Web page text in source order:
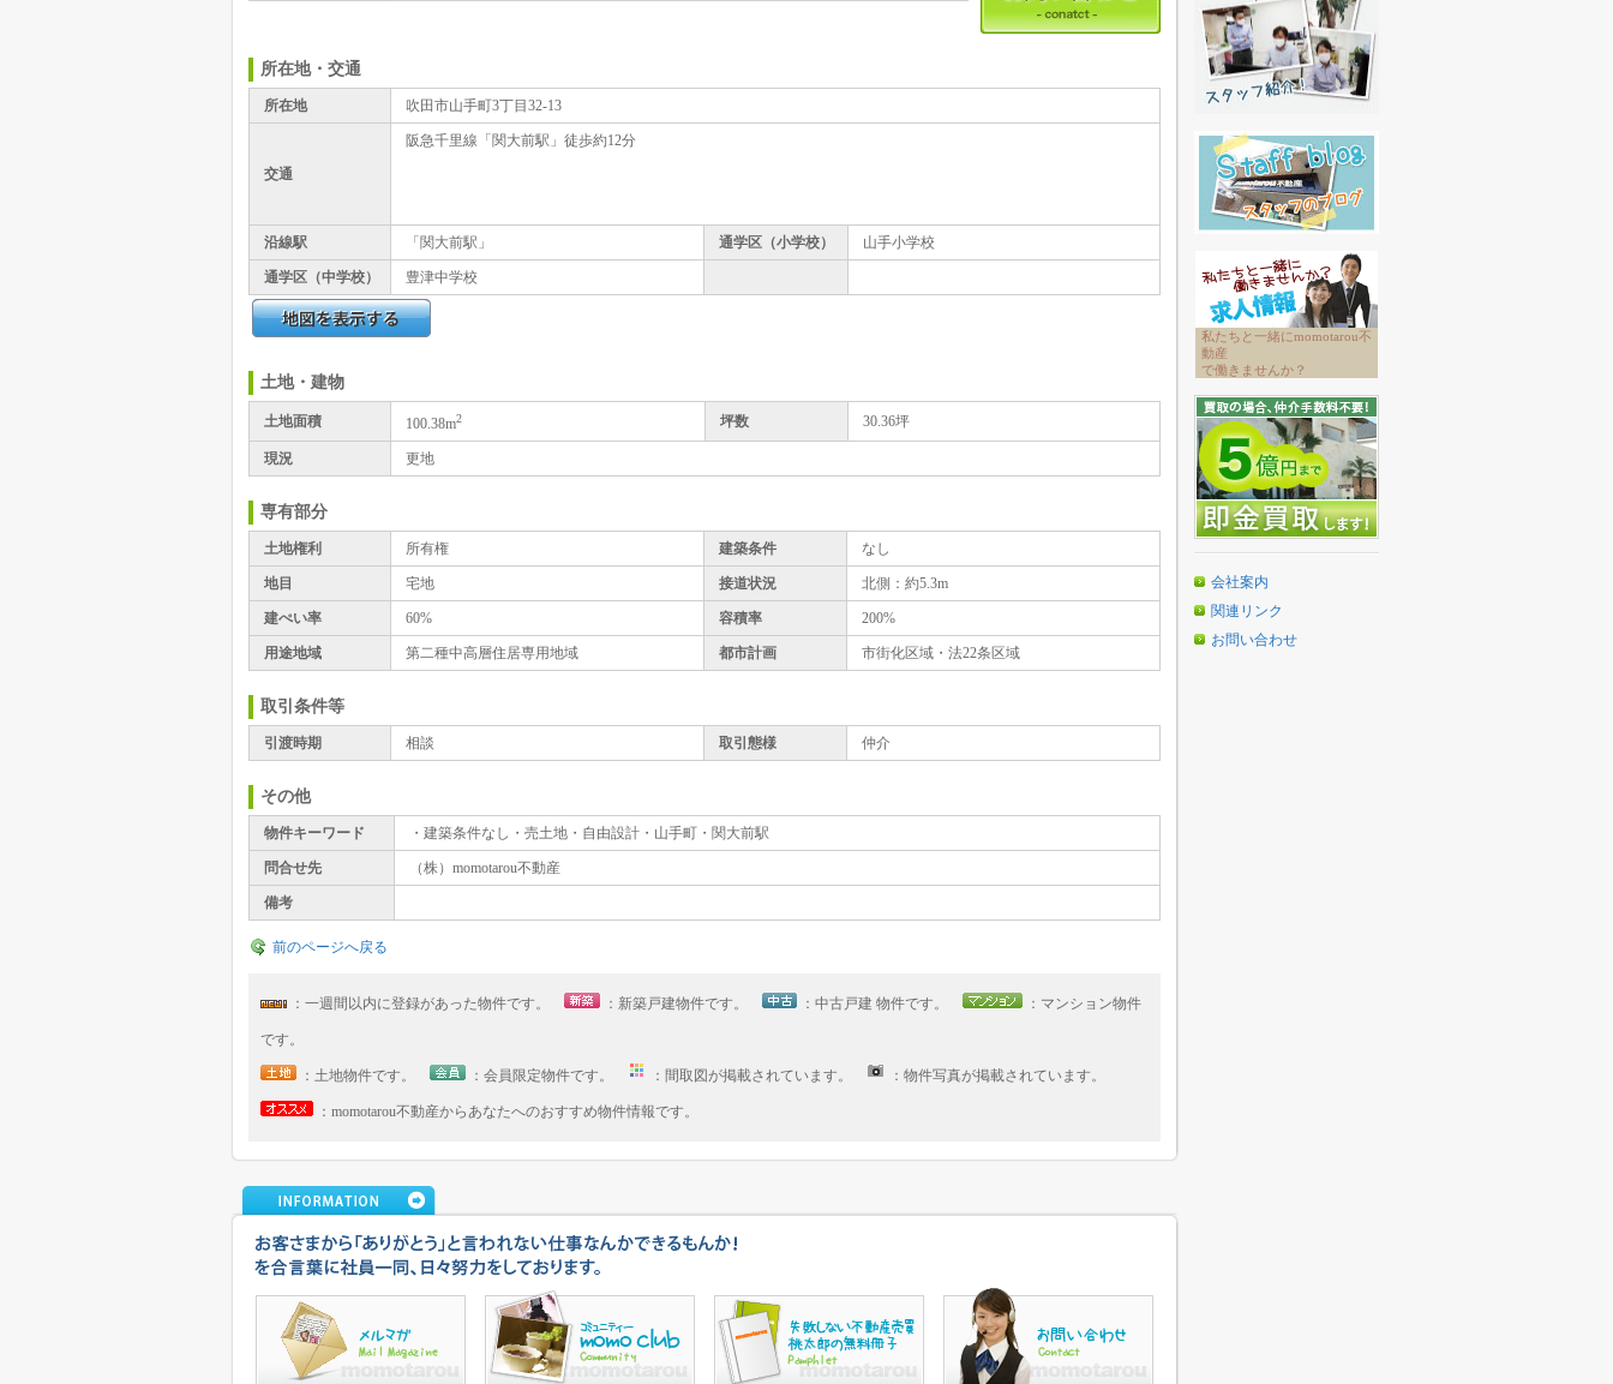
所在地・交通
所在地 吹田市山手町3丁目32-13
交通
阪急千里線「関大前駅」徒歩約12分
沿線駅 「関大前駅」 通学区（小学校） 山手小学校
通学区（中学校） 豊津中学校
土地・建物
土地面積 100.38m2 坪数 30.36坪
現況 更地
専有部分
土地権利 所有権 建築条件 なし
地目 宅地 接道状況 北側：約5.3m
建ぺい率 60% 容積率 200%
用途地域 第二種中高層住居専用地域 都市計画 市街化区域・法22条区域
取引条件等
引渡時期 相談 取引態様 仲介
その他
物件キーワード ・建築条件なし・売土地・自由設計・山手町・関大前駅
問合せ先 （株）momotarou不動産
備考
前のページへ戻る
：一週間以内に登録があった物件です。 ：新築戸建物件です。 ：中古戸建 物件です。 ：マンション物件
です。
：土地物件です。 ：会員限定物件です。 ：間取図が掲載されています。 ：物件写真が掲載されています。
：momotarou不動産からあなたへのおすすめ物件情報です。
私たちと一緒にmomotarou不
動産
で働きませんか？
会社案内
関連リンク
お問い合わせ